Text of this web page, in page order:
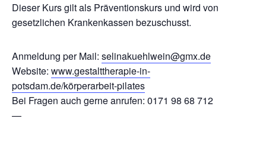
Dieser Kurs gilt als Präventionskurs und wird von
gesetzlichen Krankenkassen bezuschusst.
Anmeldung per Mail: selinakuehlwein@gmx.de
Website: www.gestalttherapie-in-
potsdam.de/körperarbeit-pilates
Bei Fragen auch gerne anrufen: 0171 98 68 712
—